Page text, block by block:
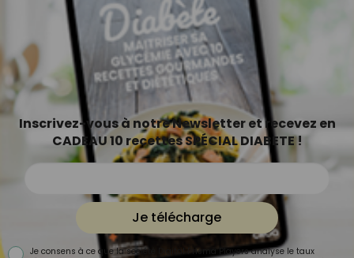
Inscrivez-vous à notre Newsletter et recevez en
CADEAU 10 recettes SPÉCIAL DIABETE !
Je télécharge
Je consens à ce que la société Digital Prisma Players analyse le taux